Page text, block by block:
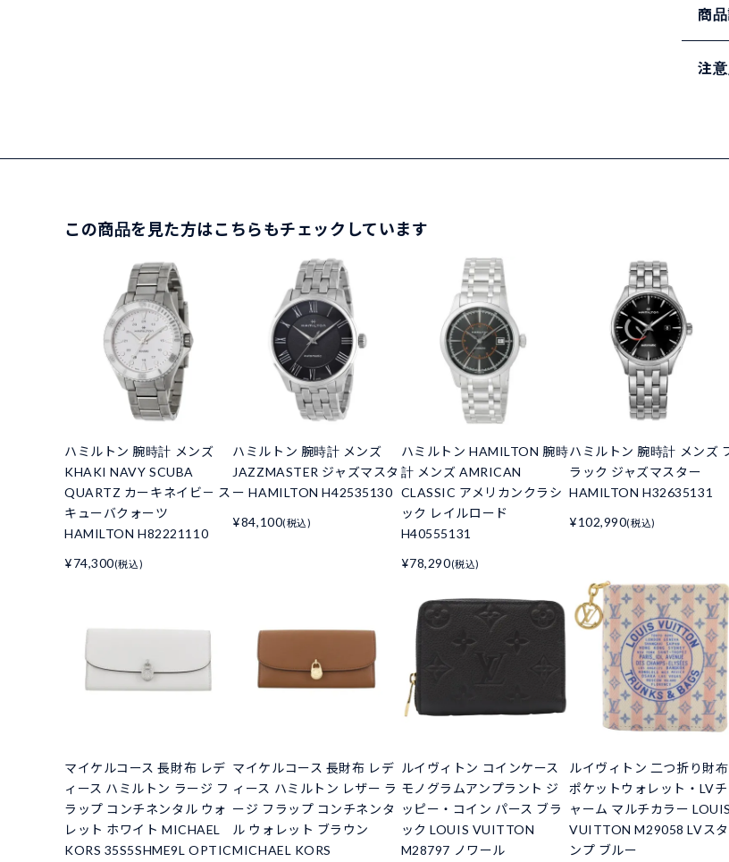
商
注
この商品を見た方はこちらもチェックしています
ハミルトン 腕時計 メンズ
KHAKI NAVY SCUBA
QUARTZ カーキネイビ－ ス
キューバクォーツ
HAMILTON H82221110
¥74,300(税込)
ハミルトン 腕時計 メンズ
JAZZMASTER ジャズマスタ
ー HAMILTON H42535130
¥84,100(税込)
ハミルトン HAMILTON 腕時
計 メンズ AMRICAN
CLASSIC アメリカンクラシ
ック レイルロード
H40555131
¥78,290(税込)
ハミルトン 腕時計 メンズ
ラック ジャズマスター
HAMILTON H32635131
¥102,990(税込)
マイケルコース 長財布 レデ
ィース ハミルトン ラージ フ
ラップ コンチネンタル ウォ
レット ホワイト MICHAEL
KORS 35S5SHME9L OPTIC
マイケルコース 長財布 レデ
ィース ハミルトン レザー ラ
ージ フラップ コンチネンタ
ル ウォレット ブラウン
MICHAEL KORS
ルイヴィトン コインケース
モノグラムアンプラント ジ
ッピー・コイン パース ブラ
ック LOUIS VUITTON
M28797 ノワール
ルイヴィトン 二つ折り財布
ポケットウォレット・LVチ
ャーム マルチカラー LOUIS
VUITTON M29058 LVスタ
ンプ ブルー